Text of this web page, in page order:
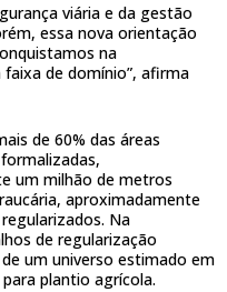
viária e da gestão
essa nova orientação
na
de domínio”, afirma
de 60% das áreas
um milhão de metros
aproximadamente
Na
de regularização
um universo estimado em
plantio agrícola.